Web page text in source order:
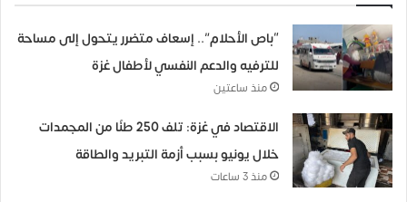
“باص الأحلام”.. إسعاف متضرر يتحول إلى مساحة
للترفيه والدعم النفسي لأطفال غزة
منذ ساعتين
الاقتصاد في غزة: تلف 250 طنًا من المجمدات
خلال يونيو بسبب أزمة التبريد والطاقة
منذ 3 ساعات